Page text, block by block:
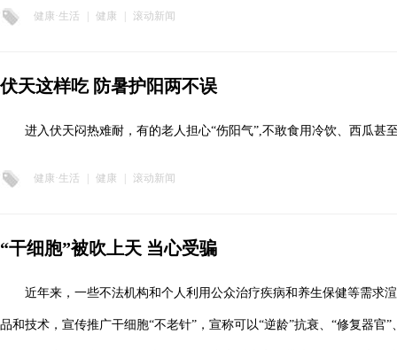
健康·生活 健康 滚动新闻
伏天这样吃 防暑护阳两不误
进入伏天闷热难耐，有的老人担心“伤阳气”,不敢食用冷饮、西瓜甚
健康·生活 健康 滚动新闻
“干细胞”被吹上天 当心受骗
近年来，一些不法机构和个人利用公众治疗疾病和养生保健等需求
品和技术，宣传推广干细胞“不老针”，宣称可以“逆龄”抗衰、“修复器官